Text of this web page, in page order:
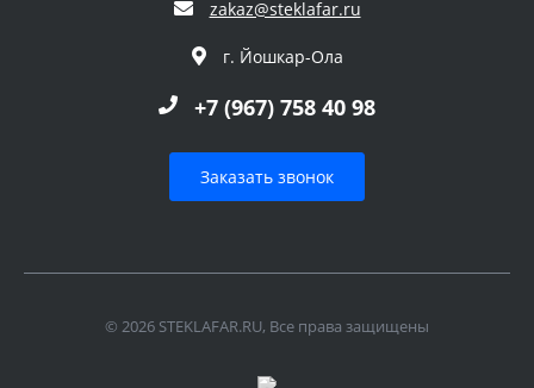
zakaz@steklafar.ru
г. Йошкар-Ола
+7 (967) 758 40 98
Заказать звонок
© 2026 STEKLAFAR.RU, Все права защищены